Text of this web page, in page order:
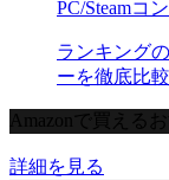
PC/Steamコ
ランキング
ーを徹底比
Amazonで買える
詳細を見る